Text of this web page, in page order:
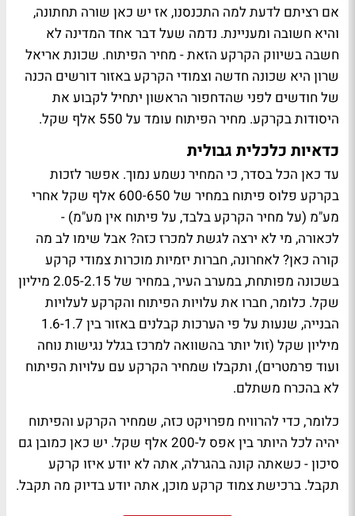
אם רציתם לדעת למה התכנסנו, אז יש כאן שורה תחתונה,
והיא חשובה ומעניינת. נדמה שעל דבר אחד המדינה לא
חשבה בשיווק הקרקע הזאת - מחיר הפיתוח. שכונת אריאל
שרון היא שכונה חדשה וצמודי הקרקע באזור דורשים הכנה
של חודשים לפני שהדחפור הראשון יתחיל לקבוע את
היסודות בקרקע. מחיר הפיתוח עומד על 550 אלף שקל.
כדאיות כלכלית גבולית
עד כאן הכל בסדר, כי המחיר נשמע נמוך. אפשר לזכות
בקרקע פלוס פיתוח במחיר של 600-650 אלף שקל אחרי
מע"מ (על מחיר הקרקע בלבד, על פיתוח אין מע"מ) -
לכאורה, מי לא ירצה לגשת למכרז כזה? אבל שימו לב מה
קורה כאן? לאחרונה, חברות יזמיות מוכרות צמודי קרקע
בשכונה מפותחת, במערב העיר, במחיר של 2.05-2.15 מיליון
שקל. כלומר, חברו את עלויות הפיתוח והקרקע לעלויות
הבנייה, שנעות על פי הערכות קבלנים באזור בין 1.6-1.7
מיליון שקל (זול יותר בהשוואה למרכז בגלל נגישות נוחה
ועוד פרמטרים), ותקבלו שמחיר הקרקע עם עלויות הפיתוח
לא בהכרח משתלם.
כלומר, כדי להרוויח מפרויקט כזה, שמחיר הקרקע והפיתוח
יהיה לכל היותר בין אפס ל-200 אלף שקל. יש כאן כמובן גם
סיכון - כשאתה קונה בהגרלה, אתה לא יודע איזו קרקע
תקבל. ברכישת צמוד קרקע מוכן, אתה יודע בדיוק מה תקבל.